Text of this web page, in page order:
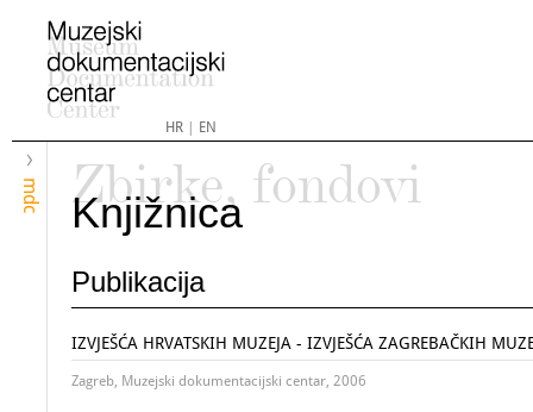
HR| EN
mdc
Zbirke, fondovi
Knjižnica
Publikacija
IZVJEŠĆA HRVATSKIH MUZEJA - IZVJEŠĆA ZAGREBAČKIH
Zagreb, Muzejski dokumentacijski centar, 2006